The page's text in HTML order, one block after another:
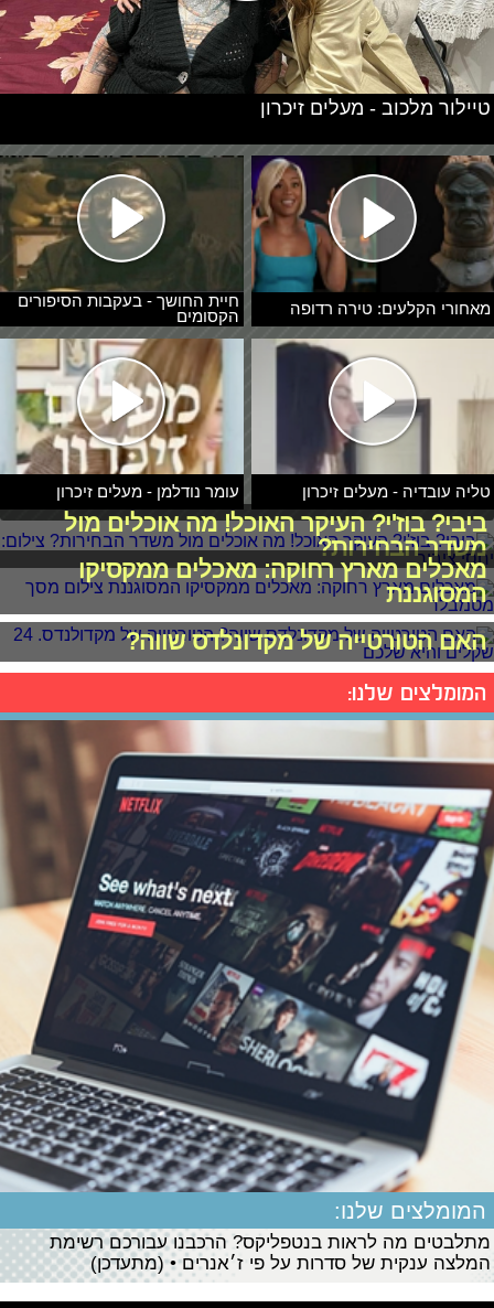
מאחורי הקלעים: טירה רדופה
חיית החושך - בעקבות הסיפורים
הקסומים
טליה עובדיה - מעלים זיכרון עומר נודלמן - מעלים זיכרון
טיילור מלכוב - מעלים זיכרון
ביבי? בוז'י? העיקר האוכל! מה אוכלים מול
משדר הבחירות?
מאכלים מארץ רחוקה: מאכלים ממקסיקו
המסוגננת
האם הטורטייה של מקדונלדס שווה?
המומלצים שלנו:
המומלצים שלנו:
מתלבטים מה לראות בנטפליקס? הרכבנו עבורכם רשימת
המלצה ענקית של סדרות על פי ז׳אנרים • (מתעדכן)